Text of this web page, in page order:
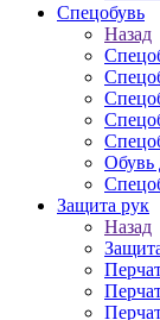
Спецобувь
Назад
Обувь
Защита рук
Назад